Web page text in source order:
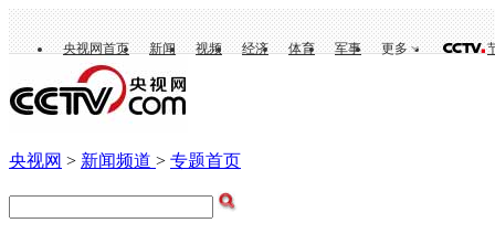
央视网首页 新闻 视频 经济 体育 军事 更多
央视网 > 新闻频道 > 专题首页